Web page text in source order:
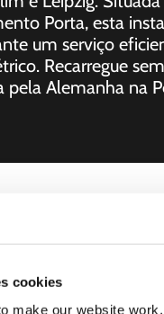
cookies
make our website
Porta, esta
um serviço
Recarregue
pela Alemanha na
Zum